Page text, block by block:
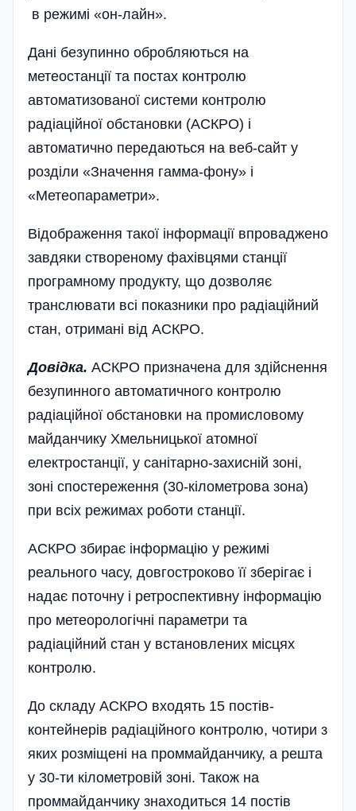
в режимі «он-лайн».
Дані безупинно обробляються на
метеостанції та постах контролю
автоматизованої системи контролю
радіаційної обстановки (АСКРО) і
автоматично передаються на веб-сайт у
розділи «Значення гамма-фону» і
«Метеопараметри».
Відображення такої інформації впроваджено
завдяки створеному фахівцями станції
програмному продукту, що дозволяє
транслювати всі показники про радіаційний
стан, отримані від АСКРО.
Довідка. АСКРО призначена для здійснення
безупинного автоматичного контролю
радіаційної обстановки на промисловому
майданчику Хмельницької атомної
електростанції, у санітарно-захисній зоні,
зоні спостереження (30-кілометрова зона)
при всіх режимах роботи станції.
АСКРО збирає інформацію у режимі
реального часу, довгостроково її зберігає і
надає поточну і ретроспективну інформацію
про метеорологічні параметри та
радіаційний стан у встановлених місцях
контролю.
До складу АСКРО входять 15 постів-
контейнерів радіа­ційного контролю, чотири з
яких розміщені на проммайданчику, а решта
у 30-ти кілометровій зоні. Також на
проммайданчику знаходиться 14 постів